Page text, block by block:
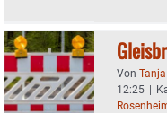
Von
12:25 |